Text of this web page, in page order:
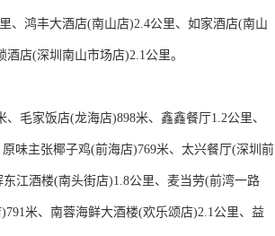
、鸿丰大酒店(南山店)2.4公里、如家酒店(南山
店(深圳南山市场店)2.1公里。
毛家饭店(龙海店)898米、鑫鑫餐厅1.2公里、
味主张椰子鸡(前海店)769米、太兴餐厅(深圳前
江酒楼(南头街店)1.8公里、麦当劳(前湾一路
米、南蓉海鲜大酒楼(欢乐颂店)2.1公里、益